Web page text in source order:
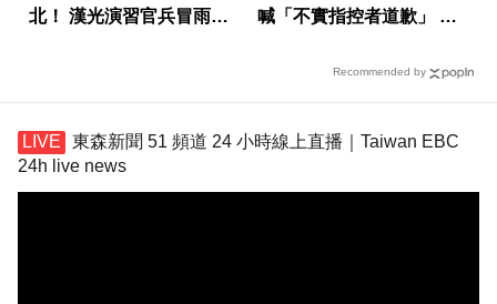
北！ 漢光演習官兵冒雨操
喊「不實指控者道歉」 蔣
Recommended by
東森新聞 51 頻道 24 小時線上直播｜Taiwan EBC
24h live news